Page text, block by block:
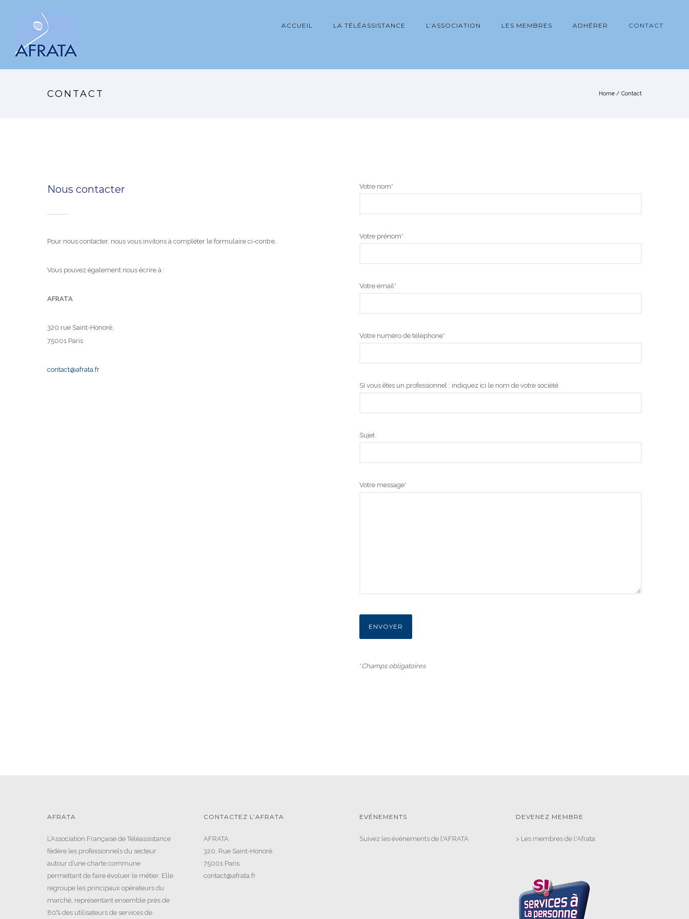
ACCUEIL LA TÉLÉASSISTANCE L’ASSOCIATION LES MEMBRES ADHÉRER CONTACT
CONTACT Home / Contact
Nous contacter
Pour nous contacter, nous vous invitons à compléter le formulaire ci-contre.
Vous pouvez également nous écrire à :
AFRATA
320 rue Saint-Honoré,
75001 Paris
contact@afrata.fr
Votre nom*
Votre prénom*
Votre email*
Votre numéro de téléphone*
Si vous êtes un professionnel : indiquez ici le nom de votre société
Sujet
Votre message*
*Champs obligatoires
AFRATA
L’Association Française de Téléassistance
fédère les professionnels du secteur
autour d’une charte commune
permettant de faire évoluer le métier. Elle
regroupe les principaux opérateurs du
marché, représentant ensemble près de
80% des utilisateurs de services de
CONTACTEZ L’AFRATA
AFRATA
320, Rue Saint-Honoré
75001 Paris
contact@afrata.fr
EVÉNEMENTS
Suivez les événements de l'AFRATA
DEVENEZ MEMBRE
> Les membres de l'Afrata